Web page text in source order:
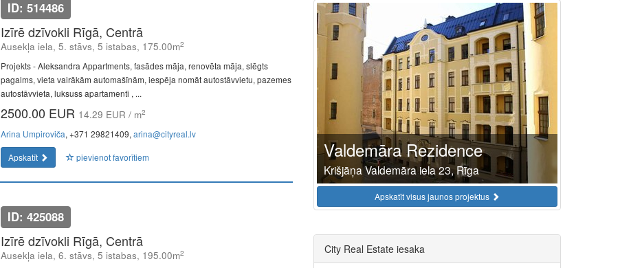
ID: 514486
Izīrē dzīvokli Rīgā, Centrā
Ausekļa iela, 5. stāvs, 5 istabas, 175.00m2
Projekts - Aleksandra Appartments, fasādes māja, renovēta māja, slēgts
pagalms, vieta vairākām automašīnām, iespēja nomāt autostāvvietu, pazemes
autostāvvieta, luksuss apartamenti , ...
2500.00 EUR 14.29 EUR / m2
Arina Umpiroviča, +371 29821409, arina@cityreal.lv
Apskatīt
pievienot favorītiem
ID: 425088
Izīrē dzīvokli Rīgā, Centrā
Ausekļa iela, 6. stāvs, 5 istabas, 195.00m2
Valdemāra Rezidence
Krišjāņa Valdemāra iela 23, Rīga
Apskatīt visus jaunos projektus
City Real Estate iesaka